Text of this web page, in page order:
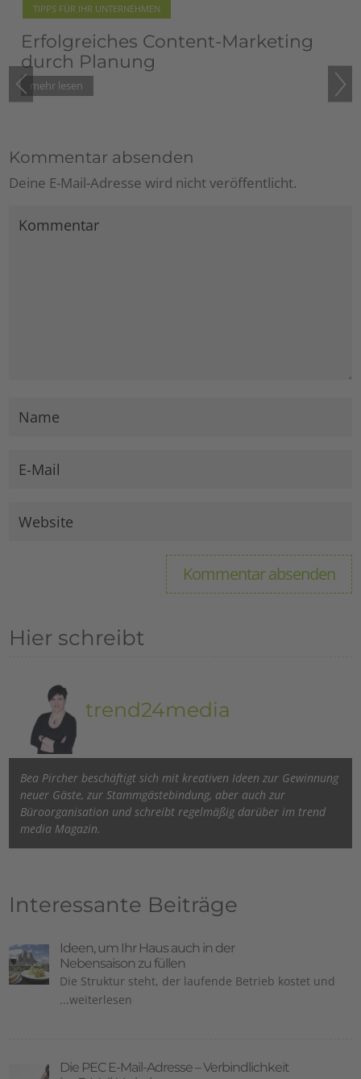
TIPPS FÜR IHR UNTERNEHMEN
Blogempfehlung: Rita Gollner
vom Pilsachhof
Kommentar absenden
Deine E-Mail-Adresse wird nicht veröffentlicht.
Hier schreibt
trend24media
Bea Pircher beschäftigt sich mit kreativen Ideen zur Gewinnung
neuer Gäste, zur Stammgästebindung, aber auch zur
Büroorganisation und schreibt regelmäßig darüber im trend
media Magazin.
Interessante Beiträge
Ideen, um Ihr Haus auch in der
Nebensaison zu füllen
Die Struktur steht, der laufende Betrieb kostet und
...weiterlesen
Die PEC E-Mail-Adresse – Verbindlichkeit